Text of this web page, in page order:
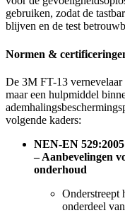
gebruiken, zodat de
blijven en de test
Normen &
De 3M FT-13 vernevelaar
maar een hulpmiddel
volgende kaders:
NEN-EN
– Aanbevelingen
onderhoud
Onderstreept
onderdeel